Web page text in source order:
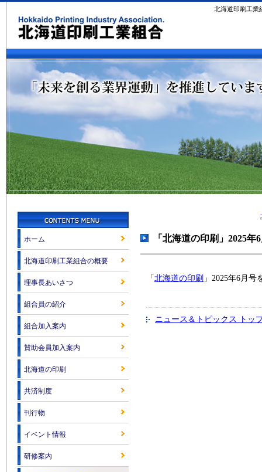
北海道印刷工業
「北海道の印刷」2025
「 北海道の印刷 」2025年6月
ニュース＆トピックス トッ
ホーム
北海道印刷工業組合の概要
理事長あいさつ
組合員の紹介
組合加入案内
賛助会員加入案内
北海道の印刷
共済制度
刊行物
イベント情報
研修案内